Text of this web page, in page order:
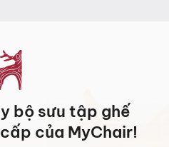
bộ sưu tập ghế
của MyChair!